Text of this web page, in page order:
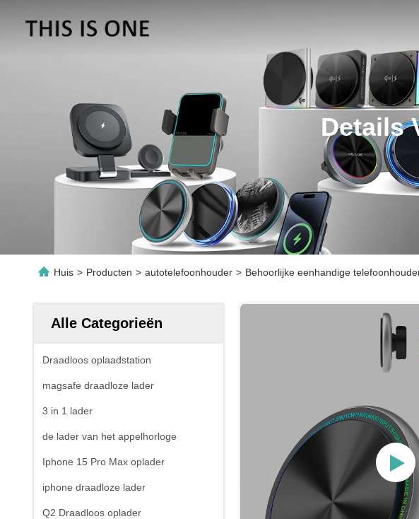
Details
Huis > Producten > autotelefoonhouder > Behoorlijke eenhandige
Alle Categorieën
Draadloos oplaadstation
magsafe draadloze lader
3 in 1 lader
de lader van het appelhorloge
Iphone 15 Pro Max oplader
iphone draadloze lader
Q2 Draadloos oplader